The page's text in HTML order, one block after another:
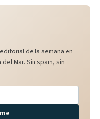
de la semana en
Mar. Sin spam, sin